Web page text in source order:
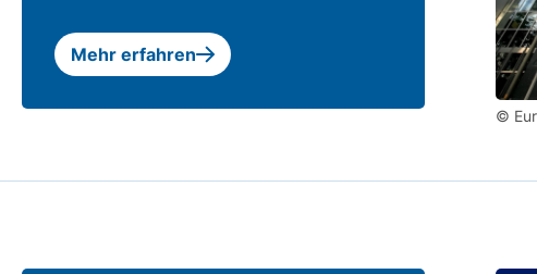
Mehr erfahren
©